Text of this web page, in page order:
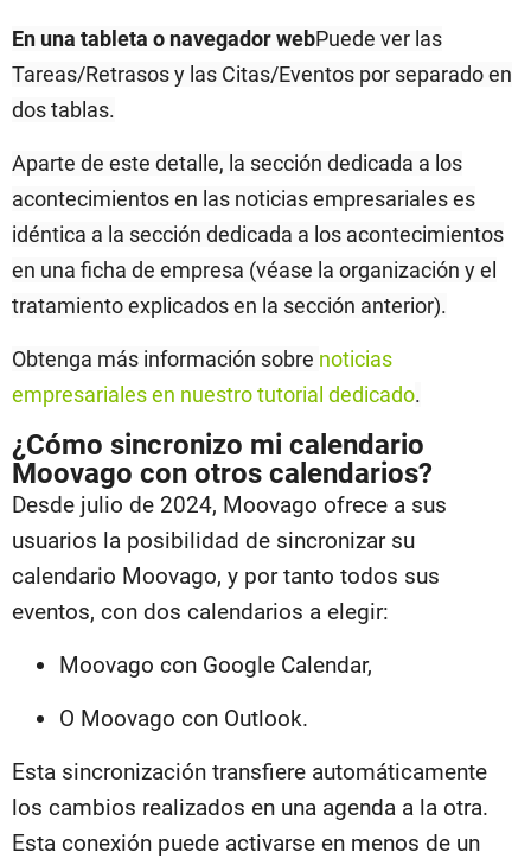
En una tableta o navegador webPuede ver las
Tareas/Retrasos y las Citas/Eventos por separado en
dos tablas.
Aparte de este detalle, la sección dedicada a los
acontecimientos en las noticias empresariales es
idéntica a la sección dedicada a los acontecimientos
en una ficha de empresa (véase la organización y el
tratamiento explicados en la sección anterior).
Obtenga más información sobre noticias
empresariales en nuestro tutorial dedicado.
¿Cómo sincronizo mi calendario
Moovago con otros calendarios?
Desde julio de 2024, Moovago ofrece a sus
usuarios la posibilidad de sincronizar su
calendario Moovago, y por tanto todos sus
eventos, con dos calendarios a elegir:
Moovago con Google Calendar,
O Moovago con Outlook.
Esta sincronización transfiere automáticamente
los cambios realizados en una agenda a la otra.
Esta conexión puede activarse en menos de un